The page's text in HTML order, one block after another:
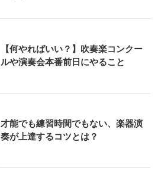
【何やればいい？】吹奏楽コンクー
ルや演奏会本番前日にやること
才能でも練習時間でもない、楽器演
奏が上達するコツとは？